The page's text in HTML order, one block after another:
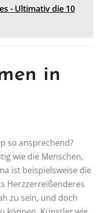
- Ultimativ die 10
in
so ansprechend?
wie die Menschen,
ist beispielsweise die
Herzzerreißenderes
zu sein, und doch